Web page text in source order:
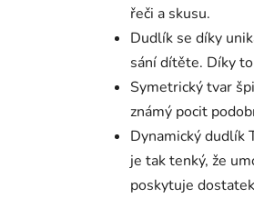
řeči a skusu.​
Dudlík se díky
sání dítěte. Díky
Symetrický tvar
známý pocit
Dynamický dudlík
je tak tenký, že
poskytuje